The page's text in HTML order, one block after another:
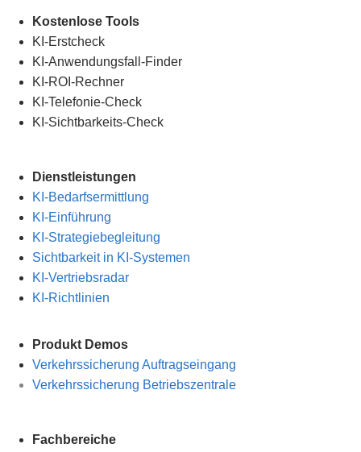
Kostenlose Tools
KI-Erstcheck
KI-Anwendungsfall-Finder
KI-ROI-Rechner
KI-Telefonie-Check
KI-Sichtbarkeits-Check
Dienstleistungen
KI-Bedarfsermittlung
KI-Einführung
KI-Strategiebegleitung
Sichtbarkeit in KI-Systemen
KI-Vertriebsradar
KI-Richtlinien
Produkt Demos
Verkehrssicherung Auftragseingang
Verkehrssicherung Betriebszentrale
Fachbereiche